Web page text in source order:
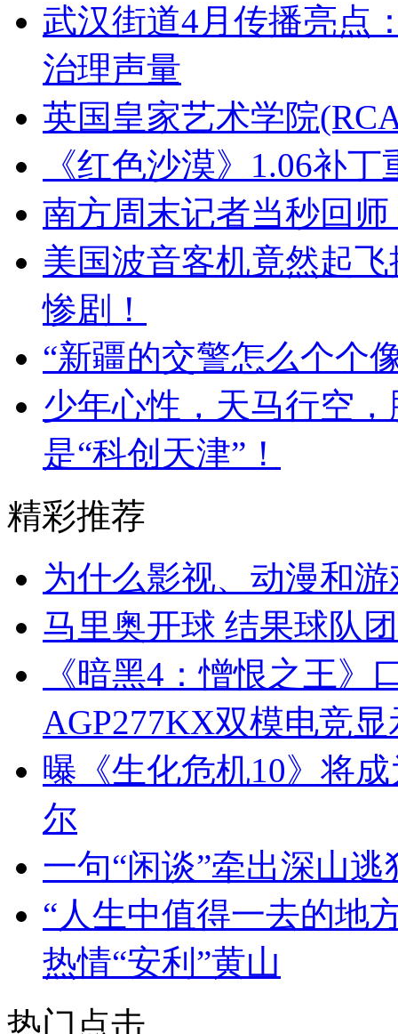
武汉街道4月传播亮点
治理声量
英国皇家艺术学院
《红色沙漠》1.06补
南方周末记者当秒回
美国波音客机竟然起
惨剧！
“新疆的交警怎么个个
少年心性，天马行空
是“科创天津”！
精彩推荐
为什么影视、动漫和
马里奥开球 结果球队
《暗黑4：憎恨之王》
AGP277KX双模电竞
曝《生化危机10》将
尔
一句“闲谈”牵出深山
“人生中值得一去的地
热情“安利”黄山
热门点击